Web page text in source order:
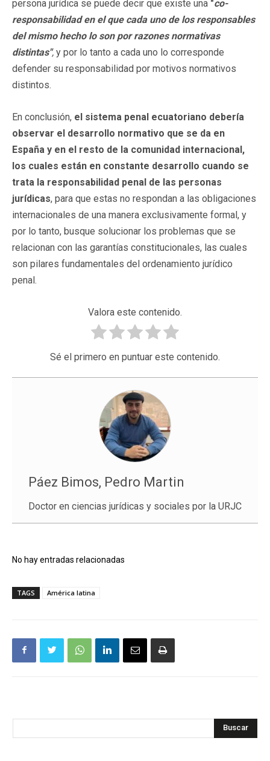
persona jurídica se puede decir que existe una "co-
responsabilidad en el que cada uno de los responsables
del mismo hecho lo son por razones normativas
distintas", y por lo tanto a cada uno lo corresponde
defender su responsabilidad por motivos normativos
distintos.
En conclusión, el sistema penal ecuatoriano debería
observar el desarrollo normativo que se da en
España y en el resto de la comunidad internacional,
los cuales están en constante desarrollo cuando se
trata la responsabilidad penal de las personas
jurídicas, para que estas no respondan a las obligaciones
internacionales de una manera exclusivamente formal, y
por lo tanto, busque solucionar los problemas que se
relacionan con las garantías constitucionales, las cuales
son pilares fundamentales del ordenamiento jurídico
penal.
Valora este contenido.
Sé el primero en puntuar este contenido.
Páez Bimos, Pedro Martin
Doctor en ciencias jurídicas y sociales por la URJC
No hay entradas relacionadas
TAGS América latina
Buscar